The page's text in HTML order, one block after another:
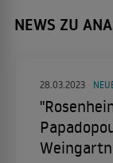
NEWS ZU
28.03.2023